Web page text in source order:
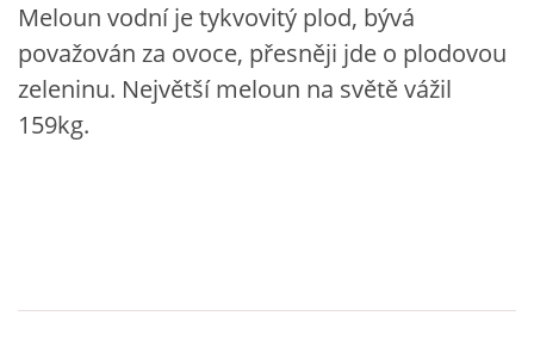
VÝTVARNÉ AKTIVITY - LÉTO
VÝTVARNÉ AKTIVITY - PODZIM
HÁDANKY K TÉMATU JARO, LÉTO, PODZIM,ZIMA
Meloun vodní je tykvovitý plod, bývá
považován za ovoce, přesněji jde o plodovou
zeleninu. Největší meloun na světě vážil
159kg.